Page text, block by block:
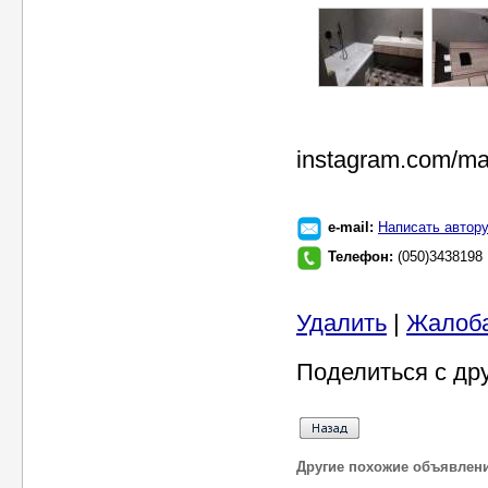
instagram.com/
e-mail: Написать автору
Телефон: (050)3438198
Удалить |
Поделиться с
Другие похожие